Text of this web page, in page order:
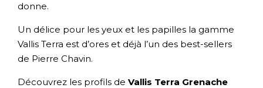
donne.
Un délice pour les yeux et les papilles la gamme
Vallis Terra est d’ores et déjà l’un des best-sellers
de Pierre Chavin.
Découvrez les profils de Vallis Terra Grenache